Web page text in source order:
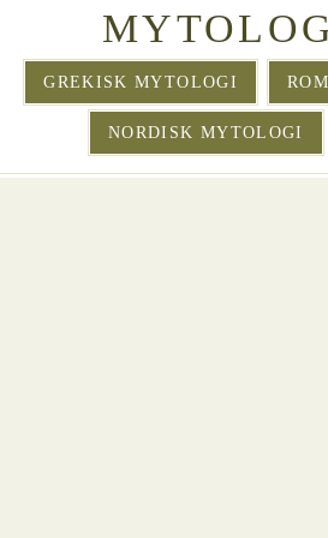
GREKISK MYTOLOGI
NORDISK MYTOLOGI